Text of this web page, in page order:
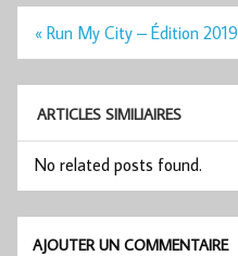
Navigation
« Run My City – Édition 2019
ARTICLES SIMILIAIRES
No related posts found.
AJOUTER UN COMMENTAIRE